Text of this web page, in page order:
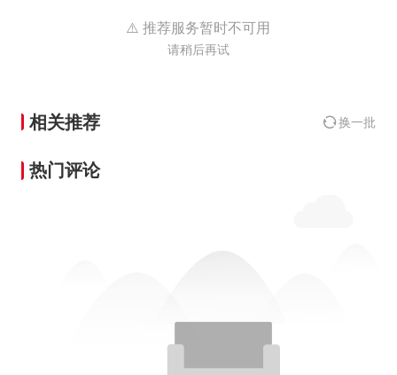
⚠️ 推荐服务暂时不可用
请稍后再试
相关推荐 换一批
热门评论